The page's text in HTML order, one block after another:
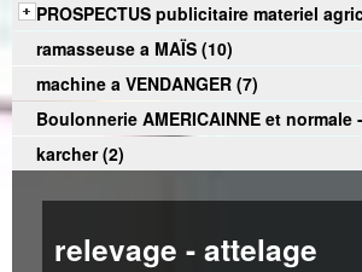
PROSPECTUS publicitaire materiel
ramasseuse a MAÏS (10)
machine a VENDANGER (7)
Boulonnerie AMERICAINNE et normale
karcher (2)
relevage - attelage